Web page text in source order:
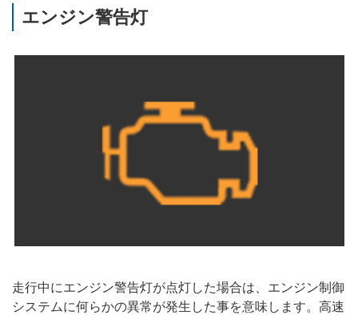
エンジン警告灯
走行中にエンジン警告灯が点灯した場合は、エンジン制御
システムに何らかの異常が発生した事を意味します。高速